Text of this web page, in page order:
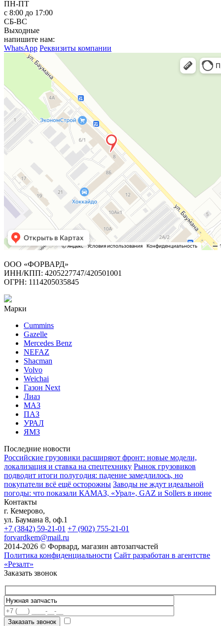
ПН-ПТ
с 8:00 до 17:00
СБ-ВС
Выходные
напишите нам:
WhatsApp Реквизиты компании
ООО «ФОРВАРД»
ИНН/КПП: 4205227747/420501001
ОГРН: 1114205035845
Марки
Cummins
Gazelle
Mercedes Benz
NEFAZ
Shacman
Volvo
Weichai
Газон Next
Лиаз
МАЗ
ПАЗ
УРАЛ
ЯМЗ
Последние новости
Российские грузовики расширяют фронт: новые модели,
локализация и ставка на спецтехнику Рынок грузовиков
подводит итоги полугодия: падение замедлилось, но
покупатели всё ещё осторожны Заводы не ждут идеальной
погоды: что показали КАМАЗ, «Урал», GAZ и Sollers в июне
Контакты
г. Кемерово,
ул. Баумана 8, оф.1
+7 (3842) 59-21-01 +7 (902) 755-21-01
forvardkem@mail.ru
2014-2026 © Форвард, магазин автозапчастей
Политика конфиденциальности Сайт разработан в агентстве
«Резалт»
Заказать звонок